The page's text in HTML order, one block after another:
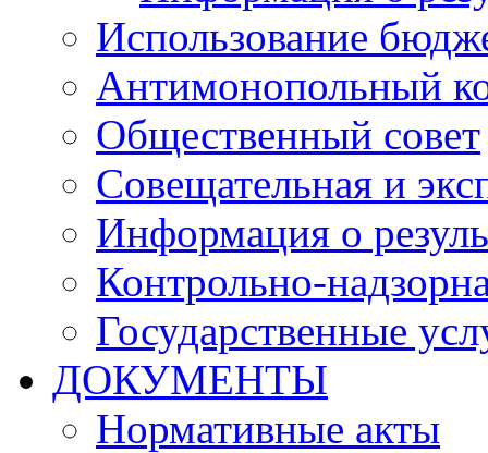
Использование
Антимонопольный
Общественный совет
Совещательная и
Информация о
Контрольно-
Государственные
ДОКУМЕНТЫ
Нормативные акты